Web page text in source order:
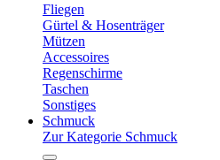
Fliegen
Gürtel & Hosenträger
Mützen
Accessoires
Regenschirme
Taschen
Sonstiges
Schmuck
Zur Kategorie Schmuck